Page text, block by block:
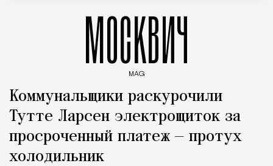
МОСКВИЧ
MAG
Коммунальщики раскурочили
Тутте Ларсен электрощиток за
просроченный платеж — протух
холодильник